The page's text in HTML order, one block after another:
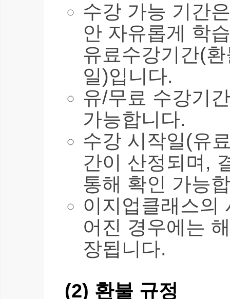
수강 가능 기간
안 자유롭게 학
유료수강기간(
일)입니다.
유/무료 수강기
가능합니다.
수강 시작일(유
간이 산정되며,
통해 확인 가능
이지업클래스의
어진 경우에는
장됩니다.
(2) 환불 규정